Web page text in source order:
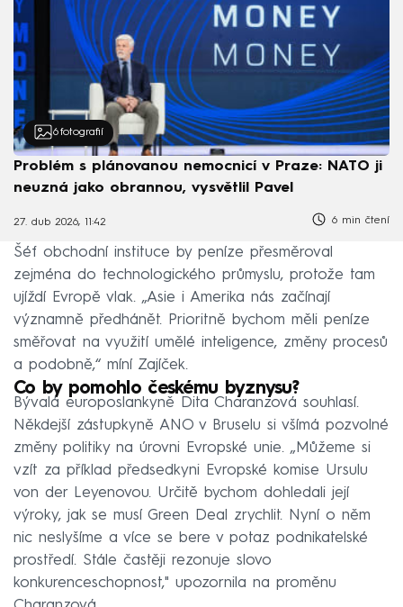
6 fotografií
Problém s plánovanou nemocnicí v Praze: NATO ji
neuzná jako obrannou, vysvětlil Pavel
27. dub 2026, 11:42 6 min čtení
Šéf obchodní instituce by peníze přesměroval
zejména do technologického průmyslu, protože tam
ujíždí Evropě vlak. „Asie i Amerika nás začínají
významně předhánět. Prioritně bychom měli peníze
směřovat na využití umělé inteligence, změny procesů
a podobně,“ míní Zajíček.
Co by pomohlo českému byznysu?
Bývalá europoslankyně Dita Charanzová souhlasí.
Někdejší zástupkyně ANO v Bruselu si všímá pozvolné
změny politiky na úrovni Evropské unie. „Můžeme si
vzít za příklad předsedkyni Evropské komise Ursulu
von der Leyenovou. Určitě bychom dohledali její
výroky, jak se musí Green Deal zrychlit. Nyní o něm
nic neslyšíme a více se bere v potaz podnikatelské
prostředí. Stále častěji rezonuje slovo
konkurenceschopnost," upozornila na proměnu